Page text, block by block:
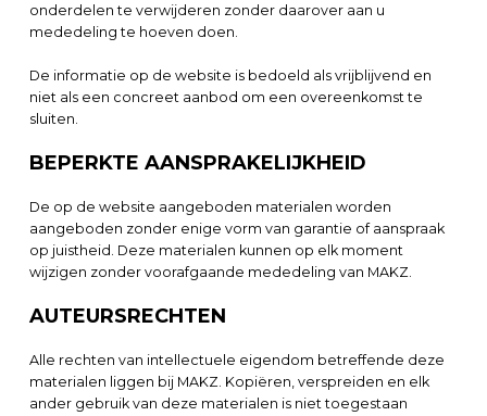
onderdelen te verwijderen zonder daarover aan u
mededeling te hoeven doen.
De informatie op de website is bedoeld als vrijblijvend en
niet als een concreet aanbod om een overeenkomst te
sluiten.
BEPERKTE AANSPRAKELIJKHEID
De op de website aangeboden materialen worden
aangeboden zonder enige vorm van garantie of aanspraak
op juistheid. Deze materialen kunnen op elk moment
wijzigen zonder voorafgaande mededeling van MAKZ.
AUTEURSRECHTEN
Alle rechten van intellectuele eigendom betreffende deze
materialen liggen bij MAKZ. Kopiëren, verspreiden en elk
ander gebruik van deze materialen is niet toegestaan